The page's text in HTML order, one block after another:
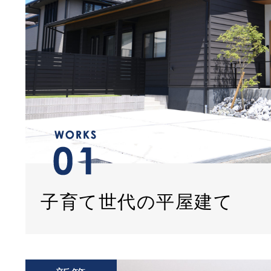
子育て世代の平屋建て